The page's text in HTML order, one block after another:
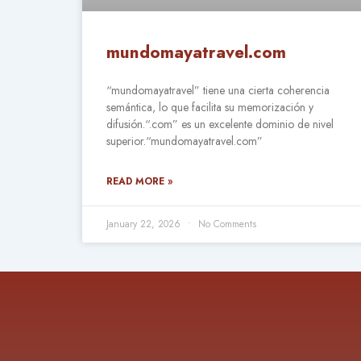
mundomayatravel.com
“mundomayatravel” tiene una cierta coherencia
semántica, lo que facilita su memorización y
difusión.“.com” es un excelente dominio de nivel
superior.“mundomayatravel.com”
READ MORE »
January 22, 2026 No Comments